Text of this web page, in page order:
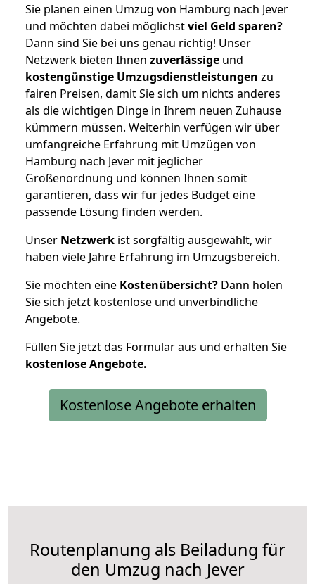
Sie planen einen Umzug von Hamburg nach Jever
und möchten dabei möglichstviel Geld sparen?
Dann sind Sie bei uns genau richtig! Unser
Netzwerk bieten Ihnen zuverlässige und
kostengünstige Umzugsdienstleistungen zu
fairen Preisen, damit Sie sich um nichts anderes
als die wichtigen Dinge in Ihrem neuen Zuhause
kümmern müssen. Weiterhin verfügen wir über
umfangreiche Erfahrung mit Umzügen von
Hamburg nach Jever mit jeglicher
Größenordnung und können Ihnen somit
garantieren, dass wir für jedes Budget eine
passende Lösung finden werden.
Unser Netzwerk ist sorgfältig ausgewählt, wir
haben viele Jahre Erfahrung im Umzugsbereich.
Sie möchten eine Kostenübersicht? Dann holen
Sie sich jetzt kostenlose und unverbindliche
Angebote.
Füllen Sie jetzt das Formular aus und erhalten Sie
kostenloseAngebote.
Kostenlose Angebote erhalten
Routenplanung als Beiladung für
den Umzug nach Jever